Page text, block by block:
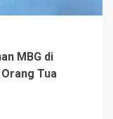
MBG di
Tua